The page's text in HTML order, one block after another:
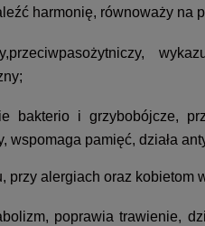
harmonię, równoważy na
bakterio i grzybobójcze,
wspomaga pamięć, działa
przy alergiach oraz kobietom
poprawia trawienie,